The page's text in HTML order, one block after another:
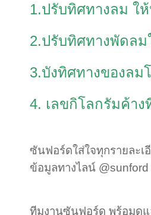
1.ปรับทิศทางลม ใ
2.ปรับทิศทางพัดล
3.บังทิศทางของลม
4. เลขกิโลกรัมค้าง
ซันฟอร์ดใส่ใจทุกรายละ
ข้อมูลทางไลน์
ทีมงานซันฟอร์ด พร้อมดู